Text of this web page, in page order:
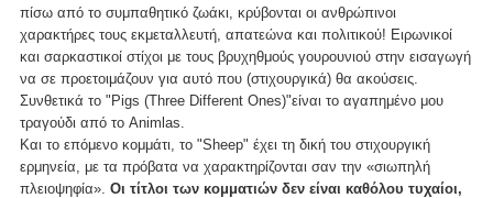
πίσω από το συμπαθητικό ζωάκι, κρύβονται οι ανθρώπινοι
χαρακτήρες τους εκμεταλλευτή, απατεώνα και πολιτικού! Ειρωνικοί
και σαρκαστικοί στίχοι με τους βρυχηθμούς γουρουνιού στην εισαγωγή
να σε προετοιμάζουν για αυτό που (στιχουργικά) θα ακούσεις.
Συνθετικά το "Pigs (Three Different Ones)"είναι το αγαπημένο μου
τραγούδι από το Animlas.
Και το επόμενο κομμάτι, το "Sheep" έχει τη δική του στιχουργική
ερμηνεία, με τα πρόβατα να χαρακτηρίζονται σαν την «σιωπηλή
πλειοψηφία». Οι τίτλοι των κομματιών δεν είναι καθόλου τυχαίοι,